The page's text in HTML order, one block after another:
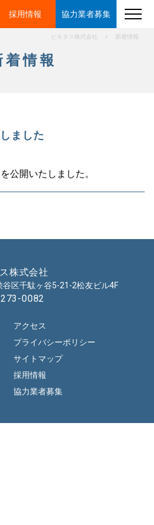
採用情報 協力業者募集
ビキタス株式会社 > 新着情報
着情報
ました
公開いたしました。
株式会社
谷区千駄ヶ谷5-21-2松友ビル4F
0082
アクセス
プライバシーポリシー
サイトマップ
採用情報
協力業者募集